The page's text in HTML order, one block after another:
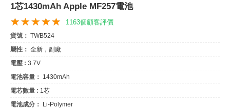
1芯1430mAh Apple MF257電池
1163個顧客評價
貨號： TWB524
屬性： 全新，副廠
電壓 : 3.7V
電池容量： 1430mAh
電芯數量 : 1芯
電池成分： Li-Polymer